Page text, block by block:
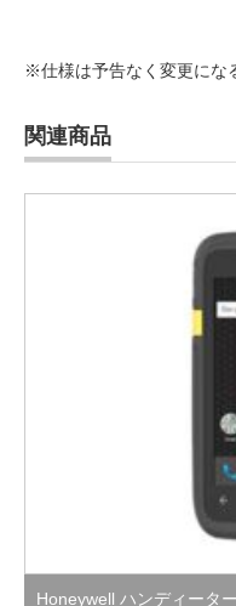
※仕様は予告なく変更にな
関連商品
Honeywell ハンディータ